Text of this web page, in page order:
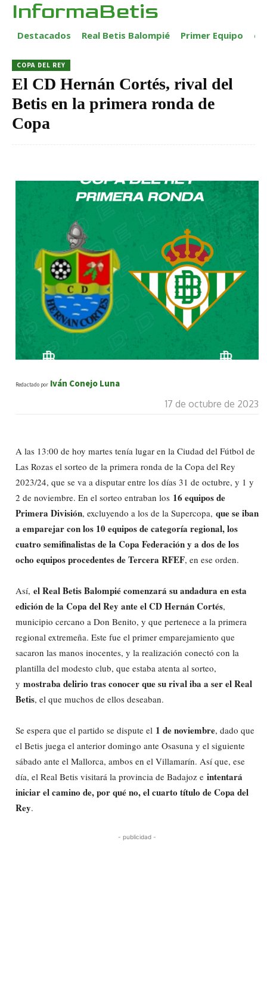
InformaBetis
Destacados Real Betis Balompié Primer Equipo
COPA DEL REY
El CD Hernán Cortés, rival del
Betis en la primera ronda de
Copa
Redactado por Iván Conejo Luna
17 de octubre de 2023
A las 13:00 de hoy martes tenía lugar en la Ciudad del Fútbol de
Las Rozas el sorteo de la primera ronda de la Copa del Rey
2023/24, que se va a disputar entre los días 31 de octubre, y 1 y
2 de noviembre. En el sorteo entraban los 16 equipos de
Primera División, excluyendo a los de la Supercopa, que se iban
a emparejar con los 10 equipos de categoría regional, los
cuatro semifinalistas de la Copa Federación y a dos de los
ocho equipos procedentes de Tercera RFEF, en ese orden.
Así, el Real Betis Balompié comenzará su andadura en esta
edición de la Copa del Rey ante el CD Hernán Cortés,
municipio cercano a Don Benito, y que pertenece a la primera
regional extremeña. Este fue el primer emparejamiento que
sacaron las manos inocentes, y la realización conectó con la
plantilla del modesto club, que estaba atenta al sorteo,
y mostraba delirio tras conocer que su rival iba a ser el Real
Betis, el que muchos de ellos deseaban.
Se espera que el partido se dispute el 1 de noviembre, dado que
el Betis juega el anterior domingo ante Osasuna y el siguiente
sábado ante el Mallorca, ambos en el Villamarín. Así que, ese
día, el Real Betis visitará la provincia de Badajoz e intentará
iniciar el camino de, por qué no, el cuarto título de Copa del
Rey.
- publicidad -